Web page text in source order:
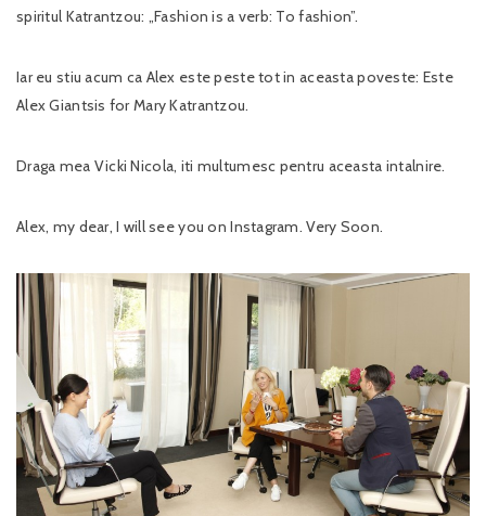
spiritul Katrantzou: „Fashion is a verb: To fashion”.
Iar eu stiu acum ca Alex este peste tot in aceasta poveste: Este
Alex Giantsis for Mary Katrantzou.
Draga mea Vicki Nicola, iti multumesc pentru aceasta intalnire.
Alex, my dear, I will see you on Instagram. Very Soon.